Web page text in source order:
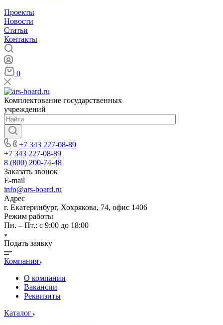
Проекты
Новости
Статьи
Контакты
0
Комплектование государственных
учреждений
+7 343 227-08-89
+7 343 227-08-89
8 (800) 200-74-48
Заказать звонок
E-mail
info@ars-board.ru
Адрес
г. Екатеринбург, Хохрякова, 74, офис 1406
Режим работы
Пн. – Пт.: с 9:00 до 18:00
Подать заявку
Компания
О компании
Вакансии
Реквизиты
Каталог